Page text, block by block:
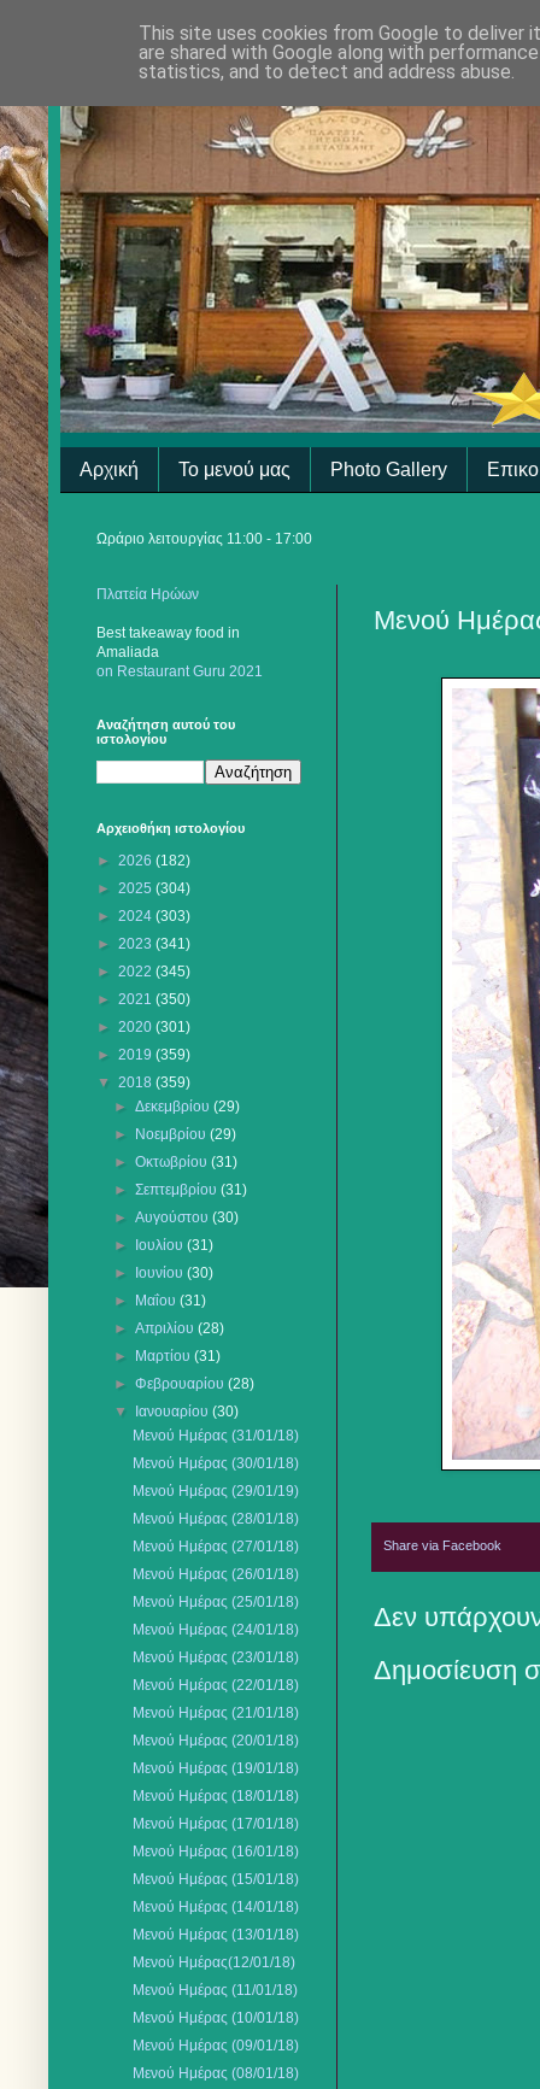
Αρχική Το μενού μας Photo Gallery
Ωράριο λειτουργίας 11:00 - 17:00
Μενού
Share via Facebook
Δεν
Δημοσίευση
Πλατεία Ηρώων
Best takeaway food in
Amaliada
on Restaurant Guru 2021
Αναζήτηση αυτού του
ιστολογίου
Αρχειοθήκη ιστολογίου
► 2026 (182)
► 2025 (304)
► 2024 (303)
► 2023 (341)
► 2022 (345)
► 2021 (350)
► 2020 (301)
► 2019 (359)
▼ 2018 (359)
►Δεκεμβρίου(29)
►
Νοεμβρίου(29)
►Οκτωβρίου(31)
►Σεπτεμβρίου(31)
►Αυγούστου(30)
►
Ιουλίου(31)
►
Ιουνίου(30)
►
Μαΐου(31)
►Απριλίου(28)
►
Μαρτίου(31)
►Φεβρουαρίου(28)
▼
Ιανουαρίου(30)
Μενού Ημέρας (31/01/18)
Μενού Ημέρας (30/01/18)
Μενού Ημέρας (29/01/19)
Μενού Ημέρας (28/01/18)
Μενού Ημέρας (27/01/18)
Μενού Ημέρας (26/01/18)
Μενού Ημέρας (25/01/18)
Μενού Ημέρας (24/01/18)
Mενού Ημέρας (23/01/18)
Μενού Ημέρας (22/01/18)
Μενού Ημέρας (21/01/18)
Mενού Ημέρας (20/01/18)
Μενού Ημέρας (19/01/18)
Μενού Ημέρας (18/01/18)
Μενού Ημέρας (17/01/18)
Μενού Ημέρας (16/01/18)
Μενού Ημέρας (15/01/18)
Μενού Ημέρας (14/01/18)
Μενού Ημέρας (13/01/18)
Mενού Ημέρας(12/01/18)
Μενού Ημέρας (11/01/18)
Μενού Ημέρας (10/01/18)
Μενού Ημέρας (09/01/18)
Μενού Ημέρας (08/01/18)
This site uses cookies from Google to deliver
are shared with Google along with
statistics, and to detect and address abuse.